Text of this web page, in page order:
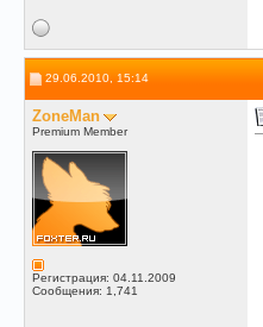
29.06.2010, 15:14
ZoneMan
Premium Member
Регистрация: 04.11.2009
Сообщения: 1,741